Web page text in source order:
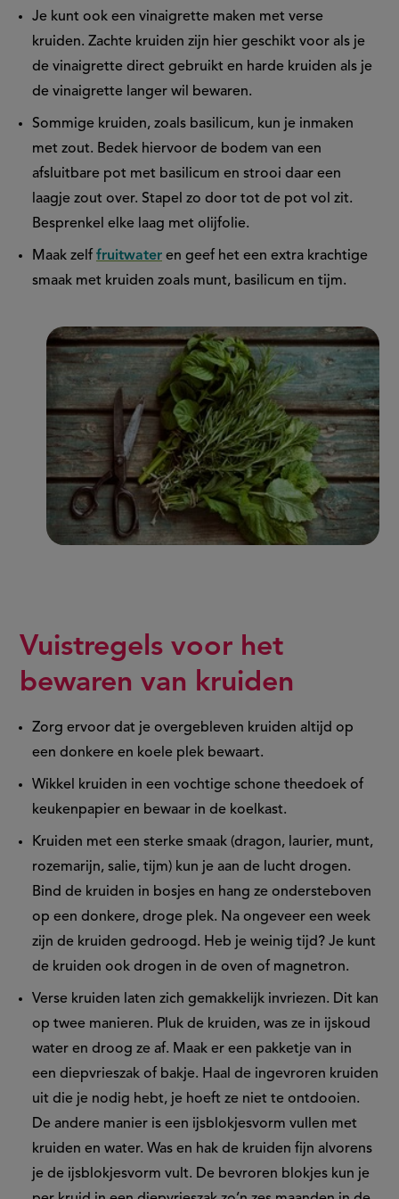
Je kunt ook een vinaigrette maken met verse
kruiden. Zachte kruiden zijn hier geschikt voor als je
de vinaigrette direct gebruikt en harde kruiden als je
de vinaigrette langer wil bewaren.
Sommige kruiden, zoals basilicum, kun je inmaken
met zout. Bedek hiervoor de bodem van een
afsluitbare pot met basilicum en strooi daar een
laagje zout over. Stapel zo door tot de pot vol zit.
Besprenkel elke laag met olijfolie.
Maak zelf fruitwater en geef het een extra krachtige
smaak met kruiden zoals munt, basilicum en tijm.
Vuistregels voor het
bewaren van kruiden
Zorg ervoor dat je overgebleven kruiden altijd op
een donkere en koele plek bewaart.
Wikkel kruiden in een vochtige schone theedoek of
keukenpapier en bewaar in de koelkast.
Kruiden met een sterke smaak (dragon, laurier, munt,
rozemarijn, salie, tijm) kun je aan de lucht drogen.
Bind de kruiden in bosjes en hang ze ondersteboven
op een donkere, droge plek. Na ongeveer een week
zijn de kruiden gedroogd. Heb je weinig tijd? Je kunt
de kruiden ook drogen in de oven of magnetron.
Verse kruiden laten zich gemakkelijk invriezen. Dit kan
op twee manieren. Pluk de kruiden, was ze in ijskoud
water en droog ze af. Maak er een pakketje van in
een diepvrieszak of bakje. Haal de ingevroren kruiden
uit die je nodig hebt, je hoeft ze niet te ontdooien.
De andere manier is een ijsblokjesvorm vullen met
kruiden en water. Was en hak de kruiden fijn alvorens
je de ijsblokjesvorm vult. De bevroren blokjes kun je